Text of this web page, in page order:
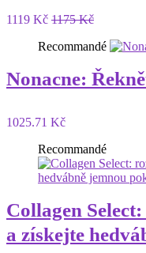
1119 Kč 1175 Kč
Recommandé
Nonacne:
1025.71 Kč
Recommandé
Collagen
a získejte